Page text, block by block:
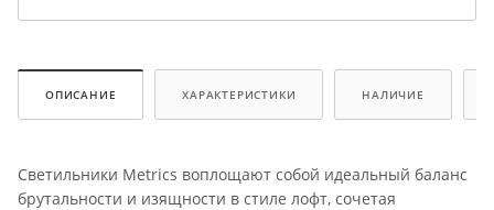
ОПИСАНИЕ ХАРАКТЕРИСТИКИ НАЛИЧИЕ
Светильники Metrics воплощают собой идеальный баланс
брутальности и изящности в стиле лофт, сочетая